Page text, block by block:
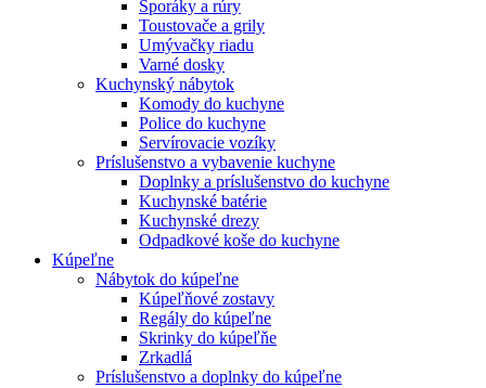
Sporáky a rúry
Toustovače a grily
Umývačky riadu
Varné dosky
Kuchynský nábytok
Komody do kuchyne
Police do kuchyne
Servírovacie vozíky
Príslušenstvo a vybavenie kuchyne
Doplnky a príslušenstvo do kuchyne
Kuchynské batérie
Kuchynské drezy
Odpadkové koše do kuchyne
Kúpeľne
Nábytok do kúpeľne
Kúpeľňové zostavy
Regály do kúpeľne
Skrinky do kúpeľňe
Zrkadlá
Príslušenstvo a doplnky do kúpeľne